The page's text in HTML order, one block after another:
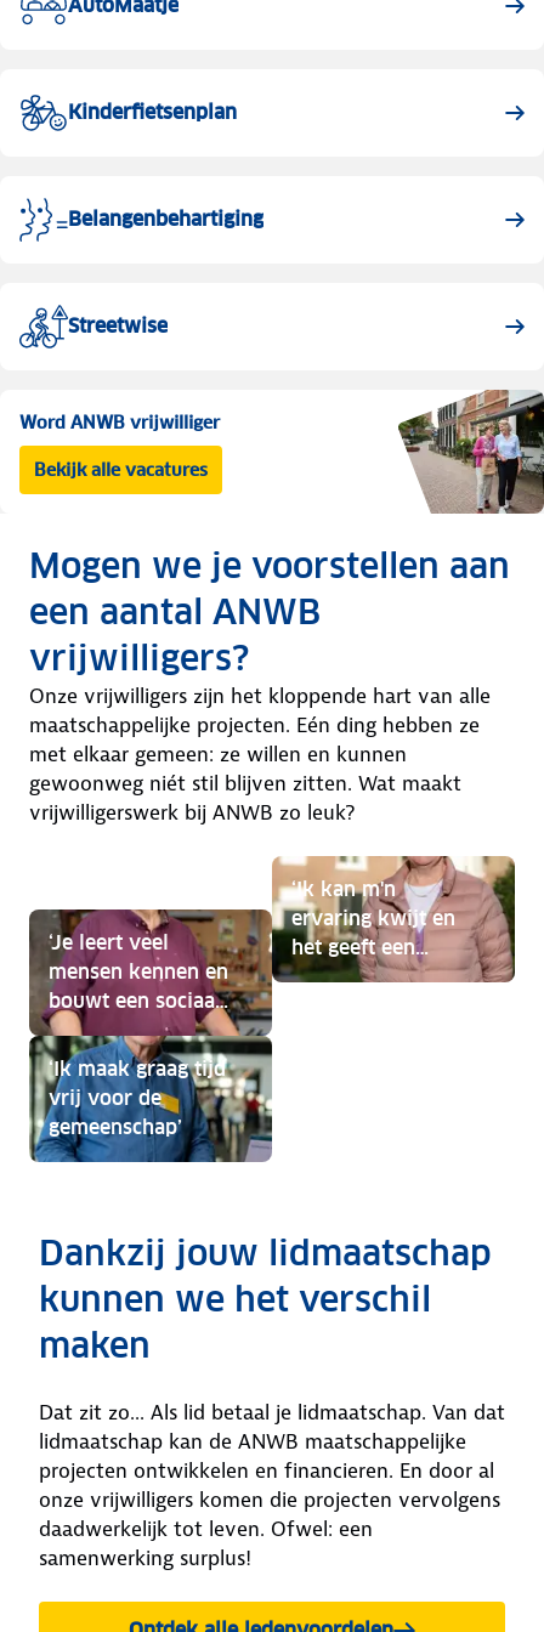
AutoMaatje
Kinderfietsenplan
Belangenbehartiging
Streetwise
Word ANWB vrijwilliger
Bekijk alle vacatures
Mogen we je voorstellen aan
een aantal ANWB
vrijwilligers?
Onze vrijwilligers zijn het kloppende hart van alle
maatschappelijke projecten. Eén ding hebben ze
met elkaar gemeen: ze willen en kunnen
gewoonweg niét stil blijven zitten. Wat maakt
vrijwilligerswerk bij ANWB zo leuk?
‘Je leert veel
mensen kennen en
bouwt een sociaal
netwerk op.’
‘Ik maak graag tijd
vrij voor de
gemeenschap’
‘Ik kan m'n
ervaring kwijt en
het geeft een
dankbaar gevoel’
Dankzij jouw lidmaatschap
kunnen we het verschil
maken
Dat zit zo... Als lid betaal je lidmaatschap. Van dat
lidmaatschap kan de ANWB maatschappelijke
projecten ontwikkelen en financieren. En door al
onze vrijwilligers komen die projecten vervolgens
daadwerkelijk tot leven. Ofwel: een
samenwerking surplus!